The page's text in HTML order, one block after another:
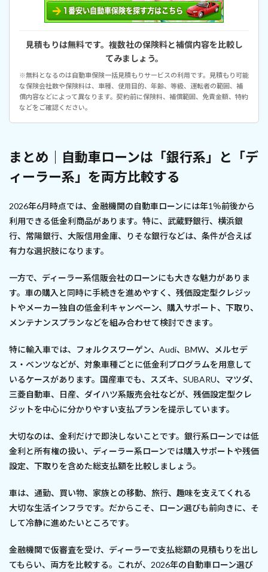
見積もりは無料です。複数社の保険料と補償内容を比較し
てみましょう。
※無料となるのは自動車保険一括見積もりサービスの利用です。見積もり可能
な保険会社数や保険料は、車種、使用目的、年齢、等級、運転者の範囲、補
償内容などによって異なります。契約前に保険料、補償範囲、免責金額、特約
などをご確認ください。
まとめ｜自動車ローンは「銀行系」と「デ
ィーラー系」を両方比較する
2026年6月時点では、金融機関の自動車ローンには年1％前後から
利用できる低金利商品があります。特に、武蔵野銀行、横浜銀
行、常陽銀行、大阪信用金庫、りそな銀行などは、条件が合えば
有力な選択肢になります。
一方で、ディーラー系信販会社のローンにも大きな魅力がありま
す。車の購入と同時に手続きを進めやすく、残価設定型クレジッ
トやメーカー独自の低金利キャンペーン、購入サポート、下取り、
メンテナンスプランなどを組み合わせて検討できます。
特に輸入車では、フォルクスワーゲン、Audi、BMW、メルセデ
ス・ベンツなどが、対象車種ごとに低金利プログラムを用意して
いるケースがあります。国産車でも、スズキ、SUBARU、マツダ、
三菱自動車、日産、ダイハツ系販売会社などが、残価設定型クレ
ジットを中心に分かりやすい支払プランを提示しています。
大切なのは、金利だけで即決しないことです。銀行系ローンでは低
金利と所有権の扱い、ディーラー系ローンでは購入サポートや残価
設定、下取りを含めた総支払額を比較しましょう。
車は、通勤、買い物、家族との移動、旅行、趣味を支えてくれる
大切な生活インフラです。だからこそ、ローン選びも前向きに、そ
して冷静に進めたいところです。
金融機関で仮審査を受け、ディーラーで支払総額の見積もりを出し
てもらい、両方を比較する。これが、2026年の自動車ローン選び